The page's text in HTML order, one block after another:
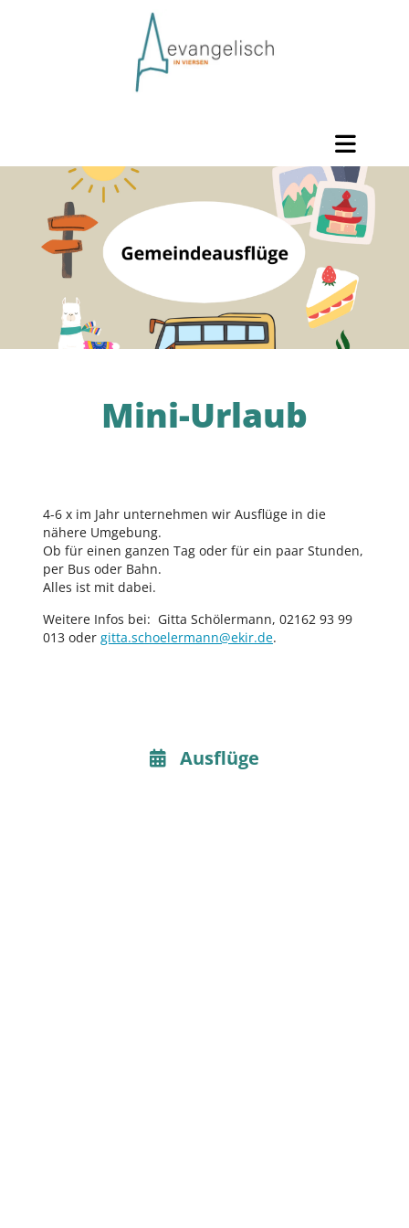
Mini-Urlaub
4-6 x im Jahr unternehmen wir Ausflüge in die
nähere Umgebung.
Ob für einen ganzen Tag oder für ein paar Stunden,
per Bus oder Bahn.
Alles ist mit dabei.
Weitere Infos bei: Gitta Schölermann, 02162 93 99
013 oder gitta.schoelermann@ekir.de.
 Ausflüge